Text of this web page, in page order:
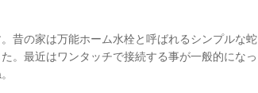
昔の家は万能ホーム水栓と呼ばれるシンプルな蛇
。最近はワンタッチで接続する事が一般的になっ